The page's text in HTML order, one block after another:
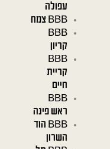
עפולה
BBB צמח
BBB
קריון
BBB
קריית
חיים
BBB
ראש פינה
BBB הוד
השרון